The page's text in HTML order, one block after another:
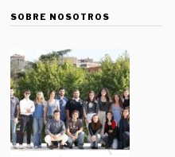
SOBRE NOSOTROS